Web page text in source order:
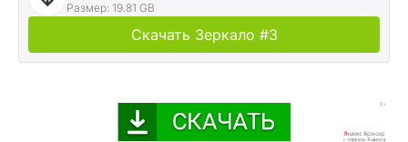
Размер: 19.81 GB
Скачать Зеркало #3